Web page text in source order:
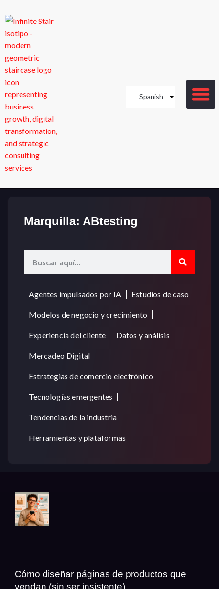
Spanish
Marquilla: ABtesting
Agentes impulsados por IA Estudios de caso
Modelos de negocio y crecimiento
Experiencia del cliente Datos y análisis
Mercadeo Digital
Estrategias de comercio electrónico
Tecnologías emergentes
Tendencias de la industria
Herramientas y plataformas
Cómo diseñar páginas de productos que
vendan (sin ser insistente)